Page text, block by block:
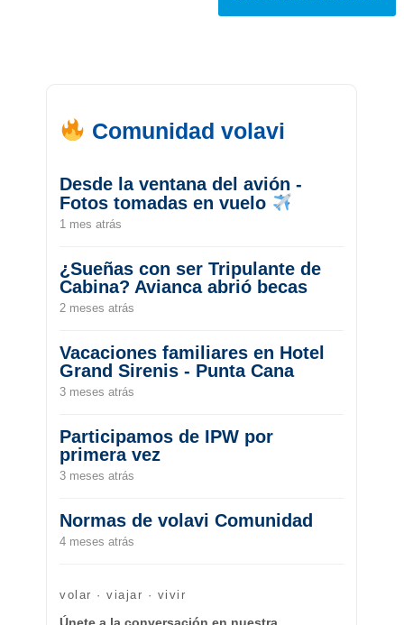
Comunidad volavi
Desde la ventana del avión -
Fotos tomadas en vuelo
1 mes atrás
¿Sueñas con ser Tripulante de
Cabina? Avianca abrió becas
2 meses atrás
Vacaciones familiares en Hotel
Grand Sirenis - Punta Cana
3 meses atrás
Participamos de IPW por
primera vez
3 meses atrás
Normas de volavi Comunidad
4 meses atrás
volar · viajar · vivir